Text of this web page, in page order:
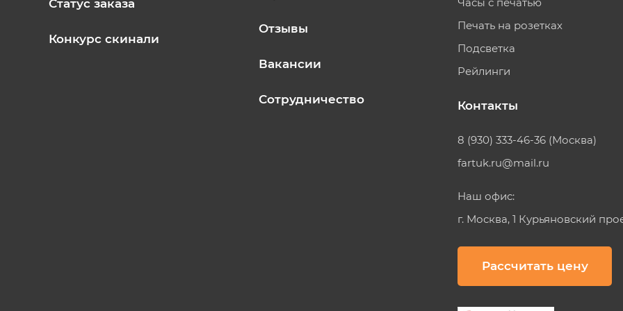
Статус заказа
Конкурс скинали
Отзывы
Вакансии
Сотрудничество
Печать на розетках
Подсветка
Рейлинги
Контакты
8 (930) 333-46-36 (Москва)
fartuk.ru@mail.ru
Наш офис:
г. Москва, 1 Курьяновский
Рассчитать цену